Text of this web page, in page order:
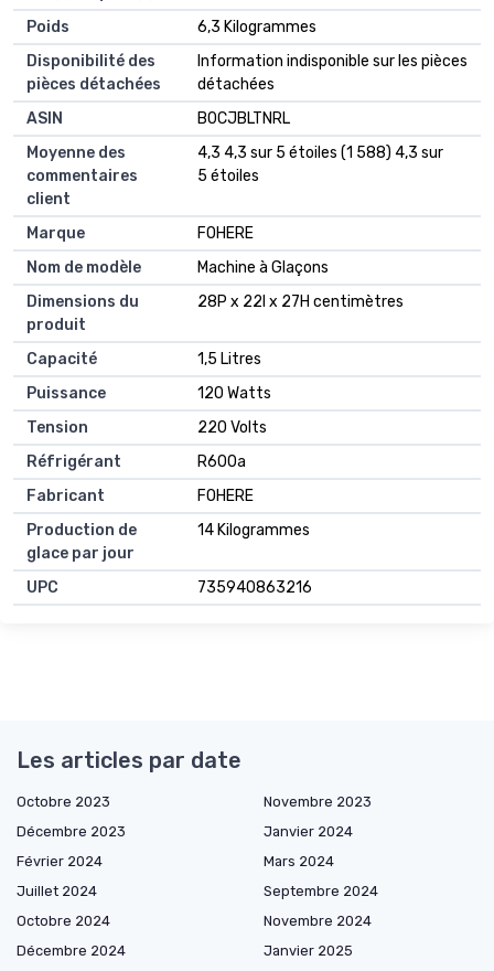
Poids
‎6,3 Kilogrammes
Disponibilité des
pièces détachées
‎Information indisponible sur les pièces
détachées
ASIN
B0CJBLTNRL
Moyenne des
commentaires
client
4,3 4,3 sur 5 étoiles (1 588) 4,3 sur
5 étoiles
Marque
FOHERE
Nom de modèle
Machine à Glaçons
Dimensions du
produit
28P x 22l x 27H centimètres
Capacité
1,5 Litres
Puissance
120 Watts
Tension
220 Volts
Réfrigérant
R600a
Fabricant
FOHERE
Production de
glace par jour
14 Kilogrammes
UPC 735940863216
Les articles par date
Octobre 2023
Novembre 2023
Décembre 2023
Janvier 2024
Février 2024
Mars 2024
Juillet 2024
Septembre 2024
Octobre 2024
Novembre 2024
Décembre 2024
Janvier 2025